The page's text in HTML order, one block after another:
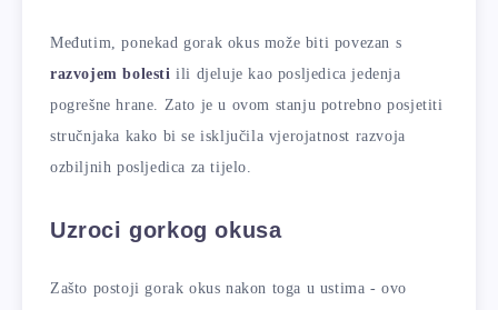
Međutim, ponekad gorak okus može biti povezan s
razvojem bolesti ili djeluje kao posljedica jedenja
pogrešne hrane. Zato je u ovom stanju potrebno posjetiti
stručnjaka kako bi se isključila vjerojatnost razvoja
ozbiljnih posljedica za tijelo.
Uzroci gorkog okusa
Zašto postoji gorak okus nakon toga u ustima - ovo